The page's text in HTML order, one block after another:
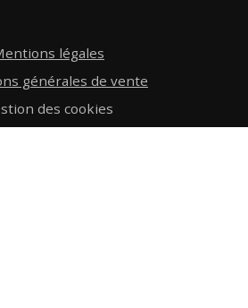
légales
générales de vente
des cookies